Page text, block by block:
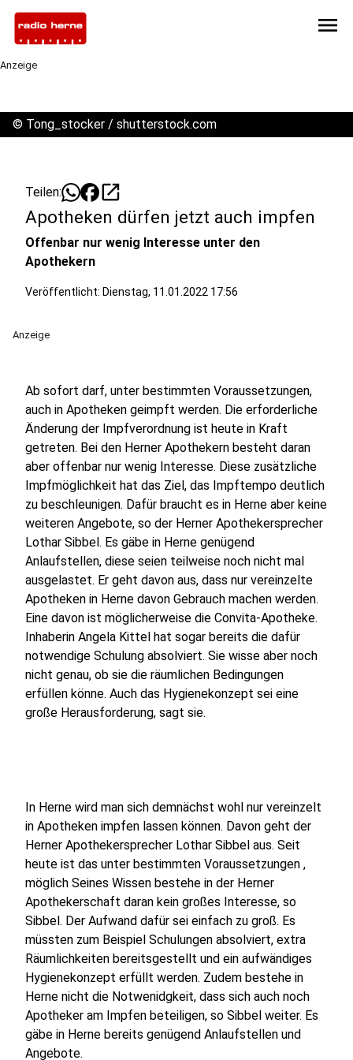
menu
Anzeige
© Tong_stocker / shutterstock.com
Teilen: open_in_new
Apotheken dürfen jetzt auch impfen
Offenbar nur wenig Interesse unter den
Apothekern
Veröffentlicht: Dienstag, 11.01.2022 17:56
Anzeige
Ab sofort darf, unter bestimmten Voraussetzungen,
auch in Apotheken geimpft werden. Die erforderliche
Änderung der Impfverordnung ist heute in Kraft
getreten. Bei den Herner Apothekern besteht daran
aber offenbar nur wenig Interesse. Diese zusätzliche
Impfmöglichkeit hat das Ziel, das Impftempo deutlich
zu beschleunigen. Dafür braucht es in Herne aber keine
weiteren Angebote, so der Herner Apothekersprecher
Lothar Sibbel. Es gäbe in Herne genügend
Anlaufstellen, diese seien teilweise noch nicht mal
ausgelastet. Er geht davon aus, dass nur vereinzelte
Apotheken in Herne davon Gebrauch machen werden.
Eine davon ist möglicherweise die Convita-Apotheke.
Inhaberin Angela Kittel hat sogar bereits die dafür
notwendige Schulung absolviert. Sie wisse aber noch
nicht genau, ob sie die räumlichen Bedingungen
erfüllen könne. Auch das Hygienekonzept sei eine
große Herausforderung, sagt sie.
In Herne wird man sich demnächst wohl nur vereinzelt
in Apotheken impfen lassen können. Davon geht der
Herner Apothekersprecher Lothar Sibbel aus. Seit
heute ist das unter bestimmten Voraussetzungen ,
möglich Seines Wissen bestehe in der Herner
Apothekerschaft daran kein großes Interesse, so
Sibbel. Der Aufwand dafür sei einfach zu groß. Es
müssten zum Beispiel Schulungen absolviert, extra
Räumlichkeiten bereitsgestellt und ein aufwändiges
Hygienekonzept erfüllt werden. Zudem bestehe in
Herne nicht die Notwenidgkeit, dass sich auch noch
Apotheker am Impfen beteiligen, so Sibbel weiter. Es
gäbe in Herne bereits genügend Anlaufstellen und
Angebote.